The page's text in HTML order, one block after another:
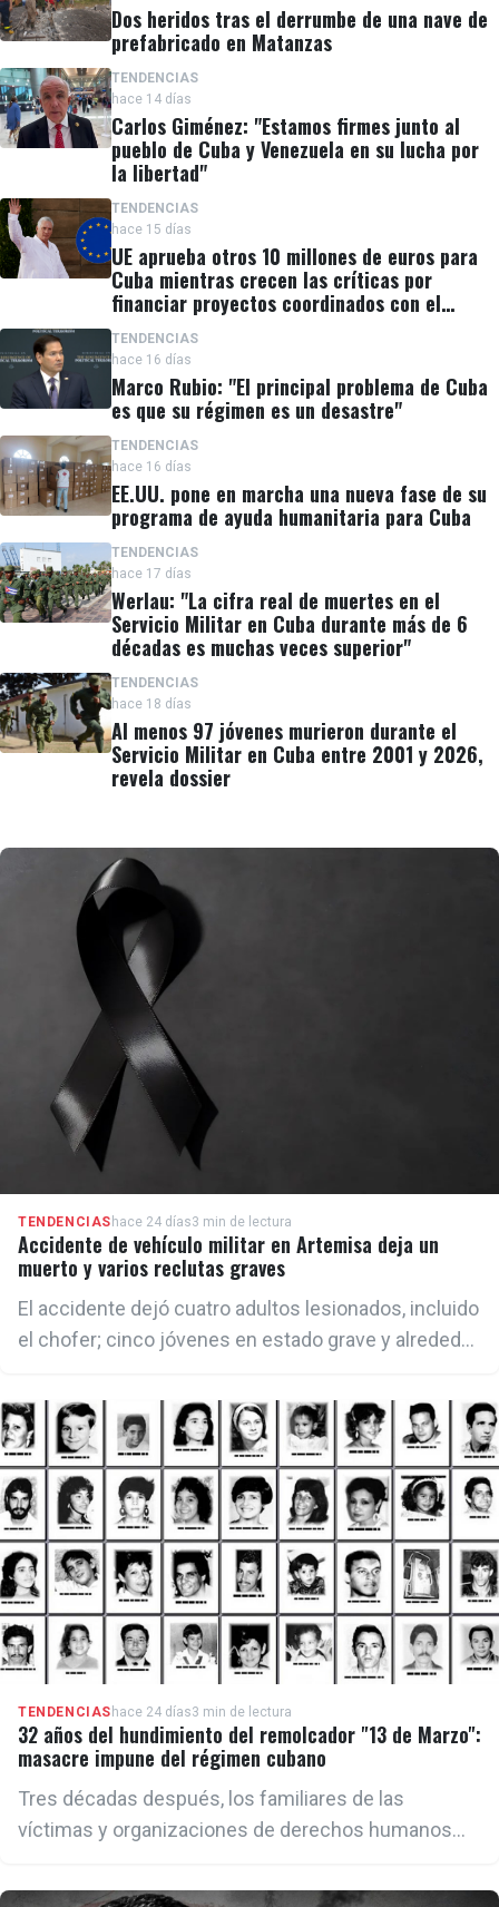
Dos heridos tras el derrumbe de una nave de
prefabricado en Matanzas
TENDENCIAS
hace 14 días
Carlos Giménez: "Estamos firmes junto al
pueblo de Cuba y Venezuela en su lucha por
la libertad"
TENDENCIAS
hace 15 días
UE aprueba otros 10 millones de euros para
Cuba mientras crecen las críticas por
financiar proyectos coordinados con el
régimen
TENDENCIAS
hace 16 días
Marco Rubio: "El principal problema de Cuba
es que su régimen es un desastre"
TENDENCIAS
hace 16 días
EE.UU. pone en marcha una nueva fase de su
programa de ayuda humanitaria para Cuba
TENDENCIAS
hace 17 días
Werlau: "La cifra real de muertes en el
Servicio Militar en Cuba durante más de 6
décadas es muchas veces superior"
TENDENCIAS
hace 18 días
Al menos 97 jóvenes murieron durante el
Servicio Militar en Cuba entre 2001 y 2026,
revela dossier
TENDENCIAS hace 24 días3 min de lectura
Accidente de vehículo militar en Artemisa deja un
muerto y varios reclutas graves
El accidente dejó cuatro adultos lesionados, incluido
el chofer; cinco jóvenes en estado grave y alrededor
aunque sin peligro para la vida. Al cierre de la
información oficial se confirmó además el
fallecimiento de un adulto.
TENDENCIAS hace 24 días3 min de lectura
32 años del hundimiento del remolcador "13 de Marzo":
masacre impune del régimen cubano
Tres décadas después, los familiares de las
víctimas y organizaciones de derechos humanos
crimen que permanece en la impunidad.